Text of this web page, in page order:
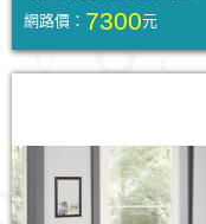
網路價： 7300元